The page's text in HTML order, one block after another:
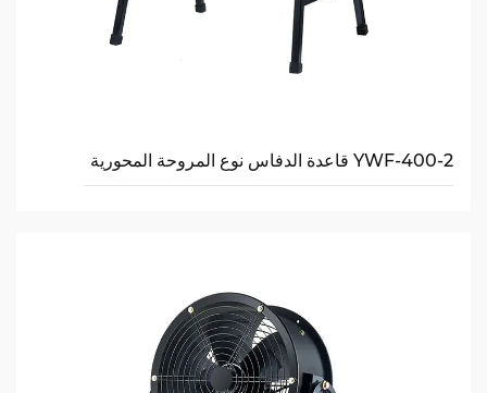
YWF-400-2 قاعدة الدفاس نوع المروحة المحورية